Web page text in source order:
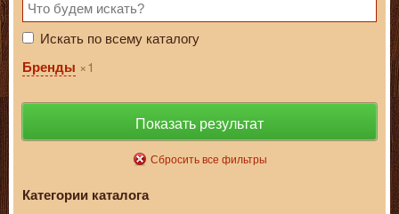
Искать по всему каталогу
Бренды
1
Показать результат
Сбросить все фильтры
Категории каталога